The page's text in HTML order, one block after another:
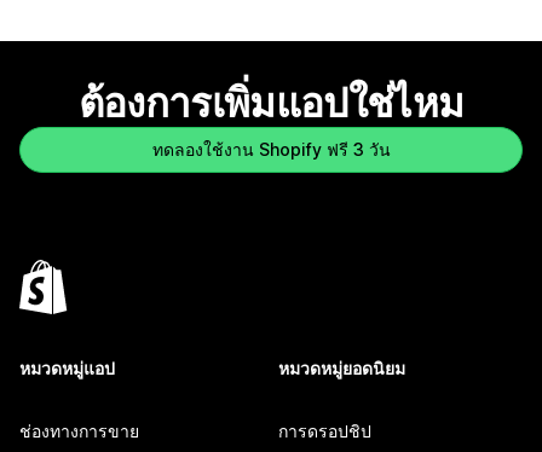
ต้องการเพิ่มแอปใช่ไหม
ทดลองใช้งาน Shopify ฟรี 3 วัน
หมวดหมู่แอป
ช่องทางการขาย
หมวดหมู่ยอดนิยม
การดรอปชิป